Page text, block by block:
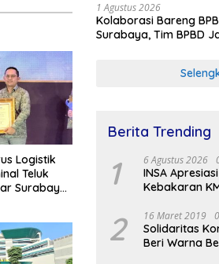
Logistik
Teluk
Surabaya
1 Agustus 2026
Kolaborasi Bareng
Surabaya, Tim BPBD
Berita Trending
1 6 Agustus 2026
INSA
Kebakaran
2 16 Maret 2019
Solidaritas
Beri Warna